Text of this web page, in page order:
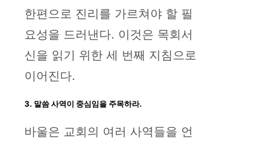
한편으로 진리를 가르쳐야 할 필
요성을 드러낸다. 이것은 목회서
신을 읽기 위한 세 번째 지침으로
이어진다.
3. 말씀 사역이 중심임을 주목하라.
바울은 교회의 여러 사역들을 언